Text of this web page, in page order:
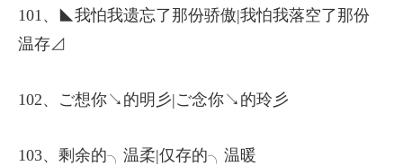
101、◣我怕我遗忘了那份骄傲|我怕我落空了那份
温存⊿
102、ご想你↘的明彡|ご念你↘的玲彡
103、剩余的╮温柔|仅存的╮温暖